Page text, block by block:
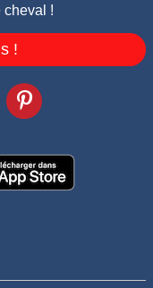
cheval !
!